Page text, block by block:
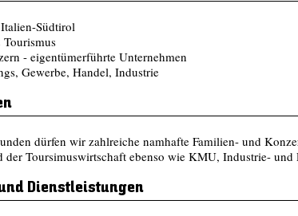
Südtirol
- eigentümerführte Unternehmen
Gewerbe, Handel, Industrie
dürfen wir zahlreiche namhafte Familien- und
der Toursimuswirtschaft ebenso wie KMU, Industrie- und
Dienstleistungen